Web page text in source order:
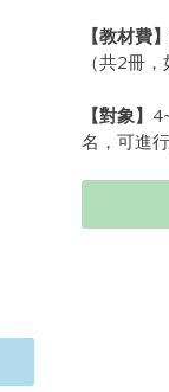
【教材費
（共2冊
【對象】
名，可進